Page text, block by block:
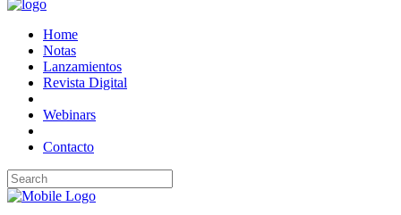
Home
Notas
Lanzamientos
Revista Digital
Webinars
Contacto